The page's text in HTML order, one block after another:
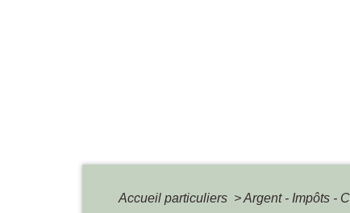
Accueil particuliers >Argent - Impôts -